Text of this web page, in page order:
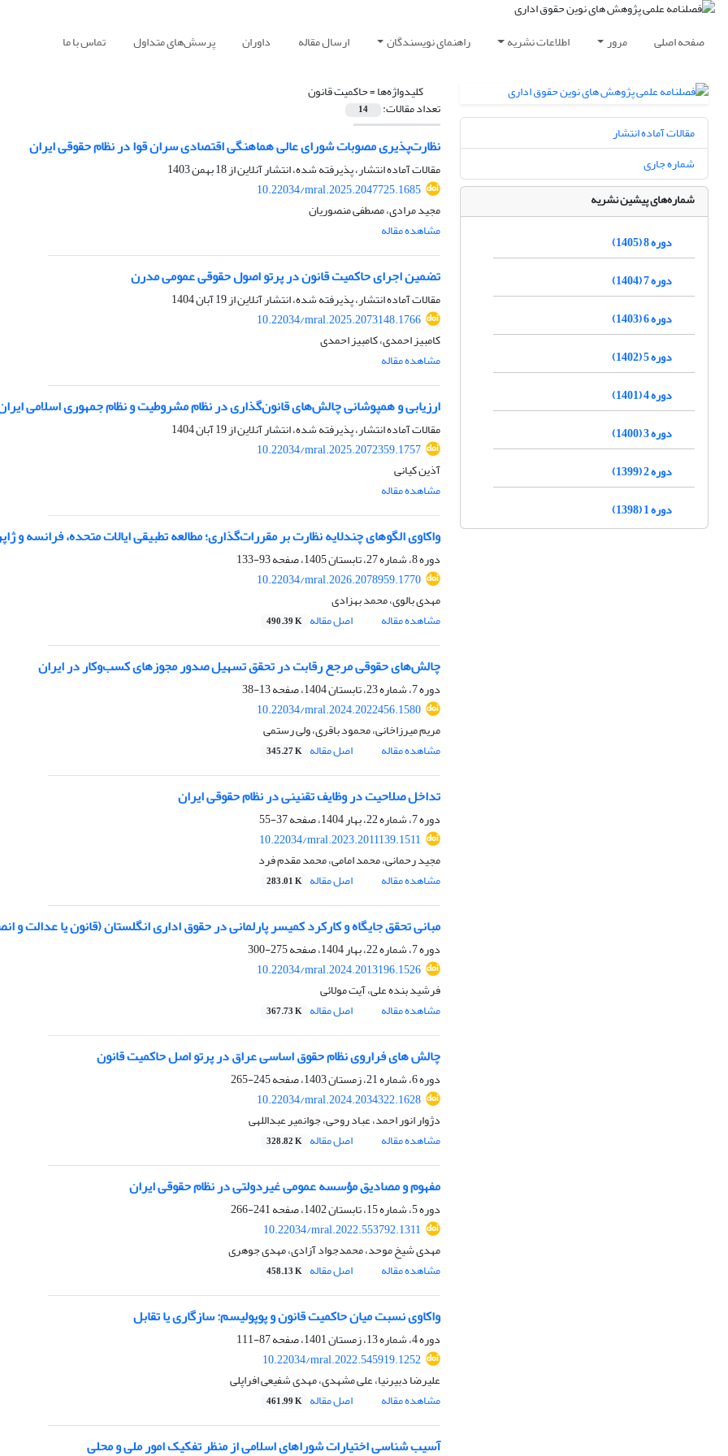
صفحه اصلی مرور اطلاعات نشریه راهنمای نویسندگان ارسال مقاله داوران پرسش‌های متداول تماس با ما
کلیدواژه‌ها =حاکمیت قانون
تعداد مقالات: 14
نظارت‌پذیری مصوبات شورای عالی هماهنگی اقتصادی سران قوا در نظام حقوقی ایران
مقالات آماده انتشار، پذیرفته شده، انتشار آنلاین از18 بهمن 1403
10.22034/mral.2025.2047725.1685
مجید مرادی، مصطفی منصوریان
مشاهده مقاله
تضمین اجرای حاکمیت قانون در پرتو اصول حقوقی عمومی مدرن
مقالات آماده انتشار، پذیرفته شده، انتشار آنلاین از19 آبان 1404
10.22034/mral.2025.2073148.1766
کامبیز احمدی، کامبیز احمدی
مشاهده مقاله
ارزیابی و همپوشانی چالش‌های قانون‌گذاری در نظام مشروطیت و نظام جمهوری اسلامی
مقالات آماده انتشار، پذیرفته شده، انتشار آنلاین از19 آبان 1404
10.22034/mral.2025.2072359.1757
آذین کیانی
مشاهده مقاله
واکاوی الگوهای چندلایه نظارت بر مقررات‌گذاری؛ مطالعه تطبیقی ایالات متحده، فرانسه و
دوره 8، شماره 27، تابستان 1405، صفحه
93-133
10.22034/mral.2026.2078959.1770
مهدی بالوی، محمد بهزادی
مشاهده مقاله
اصل مقاله 490.39 K
چالش‌های حقوقی مرجع رقابت در تحقق تسهیل صدور مجوزهای کسب‌وکار در ایران
دوره 7، شماره 23، تابستان 1404، صفحه
13-38
10.22034/mral.2024.2022456.1580
مریم میرزاخانی، محمود باقری، ولی رستمی
مشاهده مقاله
اصل مقاله 345.27 K
تداخل صلاحیت در وظایف تقنینی در نظام حقوقی ایران
دوره 7، شماره 22، بهار 1404، صفحه
37-55
10.22034/mral.2023.2011139.1511
مجید رحمانی، محمد امامی، محمد مقدم فرد
مشاهده مقاله
اصل مقاله 283.01 K
مبانی تحقق جایگاه و کارکرد کمیسر پارلمانی در حقوق اداری انگلستان (قانون یا عدالت و
دوره 7، شماره 22، بهار 1404، صفحه
275-300
10.22034/mral.2024.2013196.1526
فرشید بنده علی، آیت مولائی
مشاهده مقاله
اصل مقاله 367.73 K
چالش های فراروی نظام حقوق اساسی عراق در پرتو اصل حاکمیت قانون
دوره 6، شماره 21، زمستان 1403، صفحه
245-265
10.22034/mral.2024.2034322.1628
دژوار انور احمد، عباد روحی، جوانمیر عبداللهی
مشاهده مقاله
اصل مقاله 328.82 K
مفهوم و مصادیق مؤسسه عمومی غیردولتی در نظام حقوقی ایران
دوره 5، شماره 15، تابستان 1402، صفحه
241-266
10.22034/mral.2022.553792.1311
مهدی شیخ موحد، محمدجواد آزادی، مهدی جوهری
مشاهده مقاله
اصل مقاله 458.13 K
واکاوی نسبت میان حاکمیت قانون و پوپولیسم: سازگاری یا تقابل
دوره 4، شماره 13، زمستان 1401، صفحه
87-111
10.22034/mral.2022.545919.1252
علیرضا دبیرنیا، علی مشهدی، مهدی شفیعی افراپلی
مشاهده مقاله
اصل مقاله 461.99 K
آسیب شناسی اختیارات شوراهای اسلامی از منظر تفکیک امور ملی و محلی
مقالات آماده انتشار
شماره جاری
شماره‌های پیشین نشریه
دوره 8 (1405)
دوره 7 (1404)
دوره 6 (1403)
دوره 5 (1402)
دوره 4 (1401)
دوره 3 (1400)
دوره 2 (1399)
دوره 1 (1398)